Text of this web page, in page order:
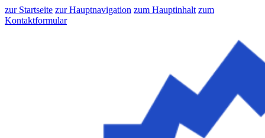
zur Startseite zur Hauptnavigation zum Hauptinhalt zum
Kontaktformular